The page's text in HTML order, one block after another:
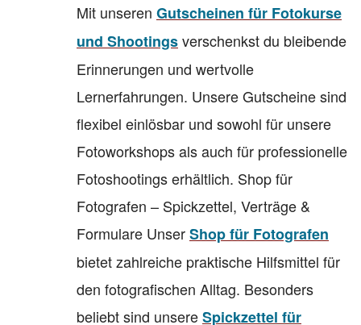
Mit unseren Gutscheinen für Fotokurse
und Shootingsverschenkst du bleibende
Erinnerungen und wertvolle
Lernerfahrungen. Unsere Gutscheine sind
flexibel einlösbar und sowohl für unsere
Fotoworkshops als auch für professionelle
Fotoshootings erhältlich. Shop für
Fotografen – Spickzettel, Verträge &
Formulare UnserShop für Fotografen
bietet zahlreiche praktische Hilfsmittel für
den fotografischen Alltag. Besonders
beliebt sind unsereSpickzettel für